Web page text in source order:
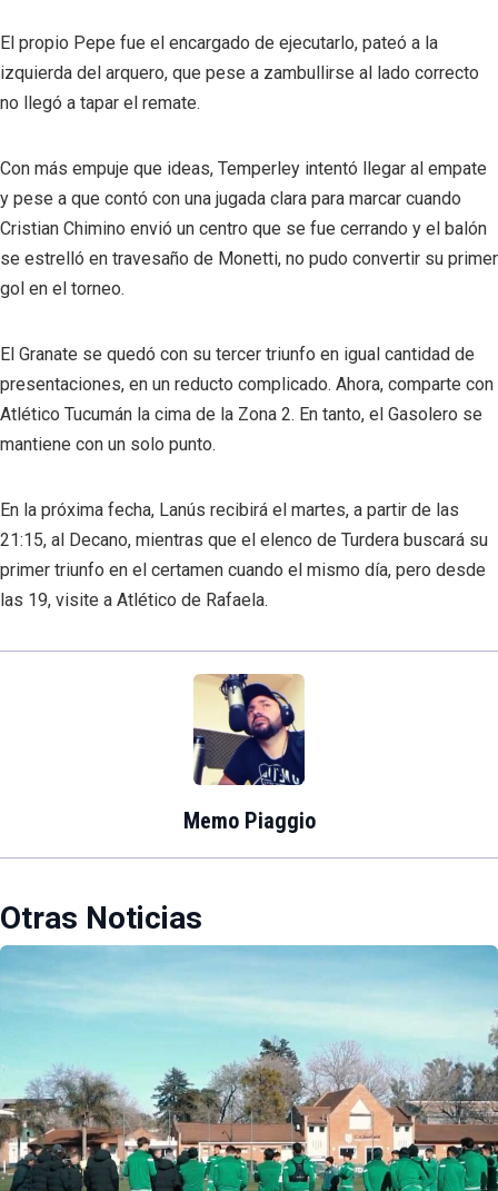
El propio Pepe fue el encargado de ejecutarlo, pateó a la
izquierda del arquero, que pese a zambullirse al lado correcto
no llegó a tapar el remate.
Con más empuje que ideas, Temperley intentó llegar al empate
y pese a que contó con una jugada clara para marcar cuando
Cristian Chimino envió un centro que se fue cerrando y el balón
se estrelló en travesaño de Monetti, no pudo convertir su primer
gol en el torneo.
El Granate se quedó con su tercer triunfo en igual cantidad de
presentaciones, en un reducto complicado. Ahora, comparte con
Atlético Tucumán la cima de la Zona 2. En tanto, el Gasolero se
mantiene con un solo punto.
En la próxima fecha, Lanús recibirá el martes, a partir de las
21:15, al Decano, mientras que el elenco de Turdera buscará su
primer triunfo en el certamen cuando el mismo día, pero desde
las 19, visite a Atlético de Rafaela.
Memo Piaggio
Otras Noticias